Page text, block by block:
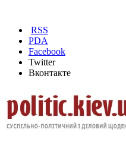
RSS
PDA
Facebook
Twitter
Вконтакте